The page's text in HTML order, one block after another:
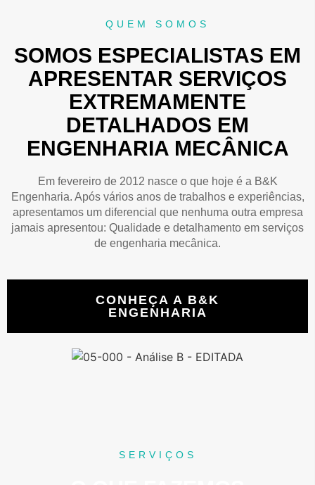
QUEM SOMOS
SOMOS ESPECIALISTAS EM
APRESENTAR SERVIÇOS
EXTREMAMENTE
DETALHADOS EM
ENGENHARIA MECÂNICA
Em fevereiro de 2012 nasce o que hoje é a B&K
Engenharia. Após vários anos de trabalhos e experiências,
apresentamos um diferencial que nenhuma outra empresa
jamais apresentou: Qualidade e detalhamento em serviços
de engenharia mecânica.
CONHEÇA A B&K
ENGENHARIA
SERVIÇOS